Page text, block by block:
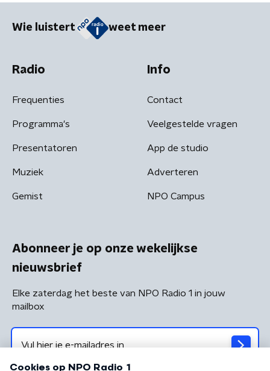
Wie luistert weet meer
Radio
Frequenties
Programma's
Presentatoren
Muziek
Gemist
Info
Contact
Veelgestelde vragen
App de studio
Adverteren
NPO Campus
Abonneer je op onze wekelijkse
nieuwsbrief
Elke zaterdag het beste van NPO Radio 1 in jouw
mailbox